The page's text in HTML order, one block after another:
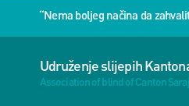
“Nema boljeg načina da
Udruženje slijepih
Association of blind of Canton